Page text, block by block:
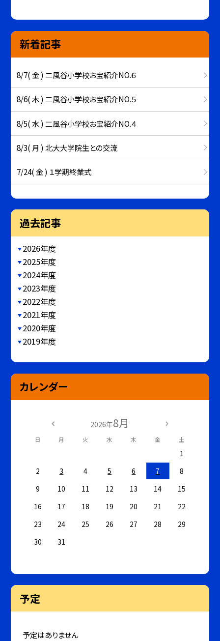
新着記事
8/7( 金 ) 二風谷小学校お宝紹介NO.６
8/6( 木 ) 二風谷小学校お宝紹介NO.５
8/5( 水 ) 二風谷小学校お宝紹介NO.４
8/3( 月 ) 北大大学院生との交流
7/24( 金 ) １学期終業式
過去記事
2026年度
2025年度
2024年度
2023年度
2022年度
2021年度
2020年度
2019年度
カレンダー
2026年8月
日 月 火 水 木 金 土
1
2
3 4 5 6 7
8
9
10 11 12 13 14
15
16
17 18 19 20 21
22
23
24 25 26 27 28
29
30
31
予定
予定はありません